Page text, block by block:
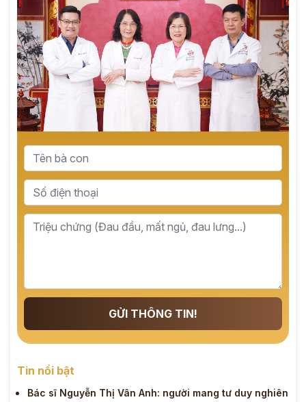
GỬI THÔNG TIN!
Tin nổi bật
Bác sĩ Nguyễn Thị Vân Anh: người mang tư duy nghiên